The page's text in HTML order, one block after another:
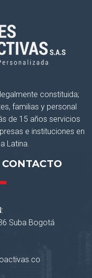
constituida;
familias y personal
de 15 años servicios
e instituciones en
Latina.
Suba Bogotá